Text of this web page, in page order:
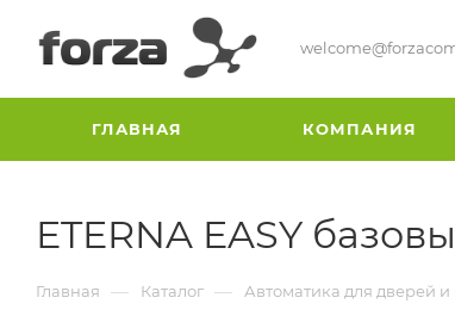
ГЛАВНАЯ КОМПАНИЯ
ETERNA EASY
Главная — Каталог — Автоматика для дверей и